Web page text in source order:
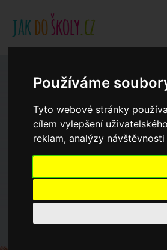
Používáme
Tyto webové stránky
cílem vylepšení
reklam, analýzy
Zápisy do ZŠ
Výroční
Spádové